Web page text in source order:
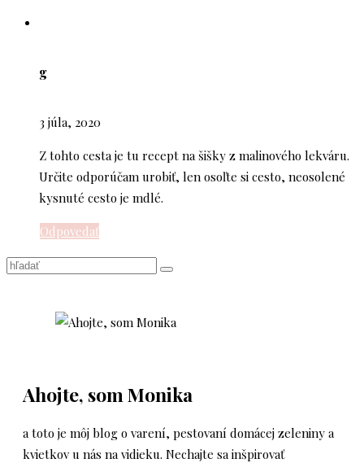
g
3 júla, 2020
Z tohto cesta je tu recept na šišky z malinového lekváru.
Určite odporúčam urobiť, len osoľte si cesto, neosolené
kysnuté cesto je mdlé.
Odpovedať
Ahojte, som Monika
a toto je môj blog o varení, pestovaní domácej zeleniny a
kvietkov u nás na vidieku. Nechajte sa inšpirovať